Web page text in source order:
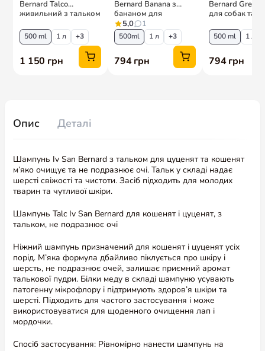
Опис Деталі
Шампунь Iv San Bernard з тальком для цуценят та кошенят
м’яко очищує та не подразнює очі. Тальк у складі надає
шерсті свіжості та чистоти. Засіб підходить для молодих
тварин та чутливої шкіри.
Шампунь Talc Iv San Bernard для кошенят і цуценят, з
тальком, не подразнює очі
Ніжний шампунь призначений для кошенят і цуценят усіх
порід. М’яка формула дбайливо піклується про шкіру і
шерсть, не подразнює очей, залишає приємний аромат
талькової пудри. Білки меду в складі шампуню усувають
патогенну мікрофлору і підтримують здоров’я шкіри та
шерсті. Підходить для частого застосування і може
використовуватися для щоденного очищення лап і
мордочки.
Спосіб застосування: Рівномірно нанести шампунь на